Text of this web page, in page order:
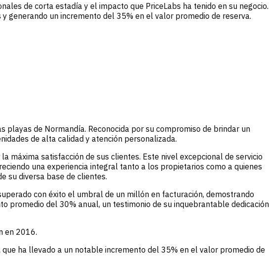
de corta estadía y el impacto que PriceLabs ha tenido en su negocio.
generando un incremento del 35% en el valor promedio de reserva.
playas de Normandía. Reconocida por su compromiso de brindar un
de alta calidad y atención personalizada.
máxima satisfacción de sus clientes. Este nivel excepcional de servicio
una experiencia integral tanto a los propietarios como a quienes
su diversa base de clientes.
con éxito el umbral de un millón en facturación, demostrando
promedio del 30% anual, un testimonio de su inquebrantable dedicación
en 2016.
ha llevado a un notable incremento del 35% en el valor promedio de